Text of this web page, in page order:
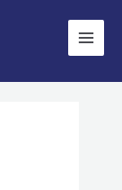
Main
Menu